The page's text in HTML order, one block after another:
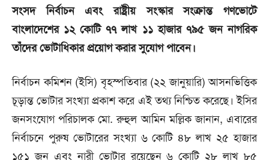
সংসদ নির্বাচন এবং রাষ্ট্রীয় সংস্কার সংক্রান্ত গণভোটে
বাংলাদেশের ১২ কোটি ৭৭ লাখ ১১ হাজার ৭৯৫ জন নাগরিক
তাঁদের ভোটাধিকার প্রয়োগ করার সুযোগ পাবেন।
নির্বাচন কমিশন (ইসি) বৃহস্পতিবার (২২ জানুয়ারি) আসনভিত্তিক
চূড়ান্ত ভোটার সংখ্যা প্রকাশ করে এই তথ্য নিশ্চিত করেছে। ইসির
জনসংযোগ পরিচালক মো. রুহুল আমিন মল্লিক জানান, এবারের
নির্বাচনে পুরুষ ভোটারের সংখ্যা ৬ কোটি ৪৮ লাখ ২৫ হাজার
১৫১ জন এবং নারী ভোটার রয়েছেন ৬ কোটি ২৮ লাখ ৮৫